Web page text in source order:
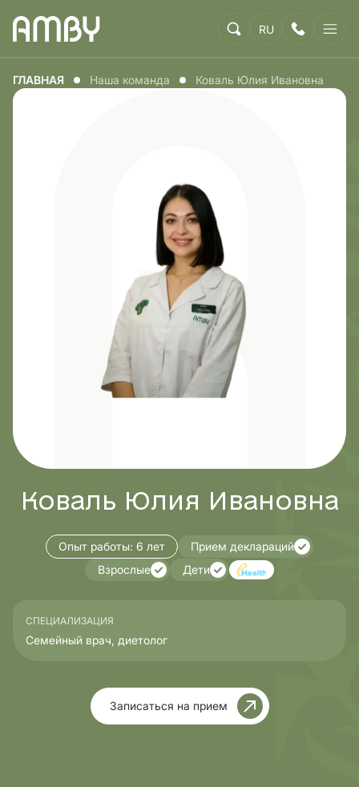
RU
ГЛАВНАЯ Наша команда Коваль Юлия Ивановна
Коваль Юлия Ивановна
Опыт работы: 6 лет
Прием деклараций
Взрослые
Дети
СПЕЦИАЛИЗАЦИЯ
Семейный врач, диетолог
Записаться на прием